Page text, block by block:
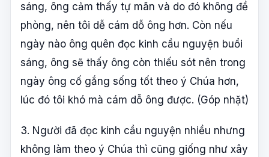
sáng, ông cảm thấy tự mãn và do đó không đề
phòng, nên tôi dễ cám dỗ ông hơn. Còn nếu
ngày nào ông quên đọc kinh cầu nguyện buổi
sáng, ông sẽ thấy ông còn thiếu sót nên trong
ngày ông cố gắng sống tốt theo ý Chúa hơn,
lúc đó tôi khó mà cám dỗ ông được. (Góp nhặt)
3. Người đã đọc kinh cầu nguyện nhiều nhưng
không làm theo ý Chúa thì cũng giống như xây